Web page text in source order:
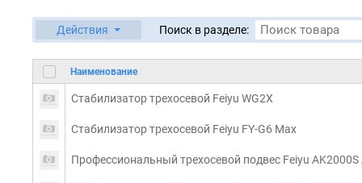
Действия Поиск в разделе:
Наименование
Стабилизатор трехосевой Feiyu WG2X
Стабилизатор трехосевой Feiyu FY-G6 Max
Профессиональный трехосевой подвес Feiyu AK2000S